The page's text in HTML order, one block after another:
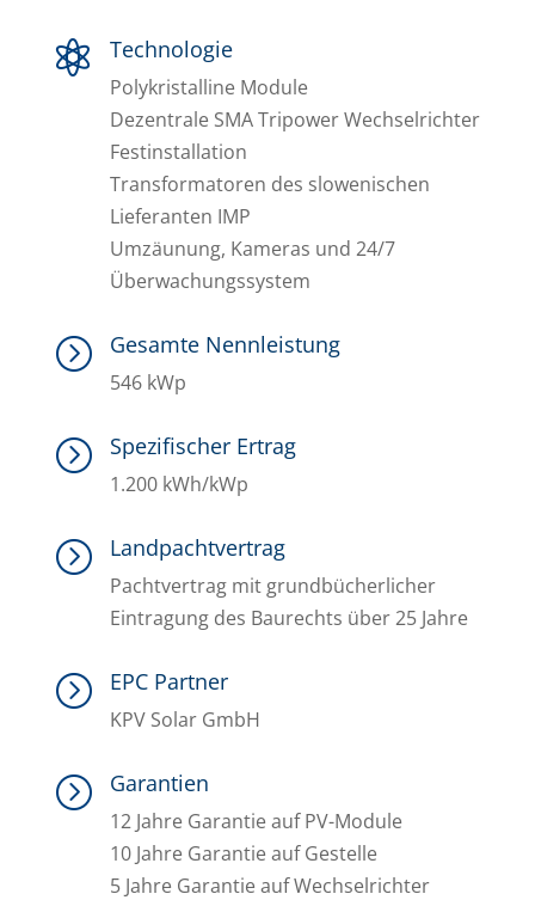
 Technologie
Polykristalline Module
Dezentrale SMA Tripower Wechselrichter
Festinstallation
Transformatoren des slowenischen
Lieferanten IMP
Umzäunung, Kameras und 24/7
Überwachungssystem
= Gesamte Nennleistung
546 kWp
= Spezifischer Ertrag
1.200 kWh/kWp
= Landpachtvertrag
Pachtvertrag mit grundbücherlicher
Eintragung des Baurechts über 25 Jahre
= EPC Partner
KPV Solar GmbH
= Garantien
12 Jahre Garantie auf PV-Module
10 Jahre Garantie auf Gestelle
5 Jahre Garantie auf Wechselrichter